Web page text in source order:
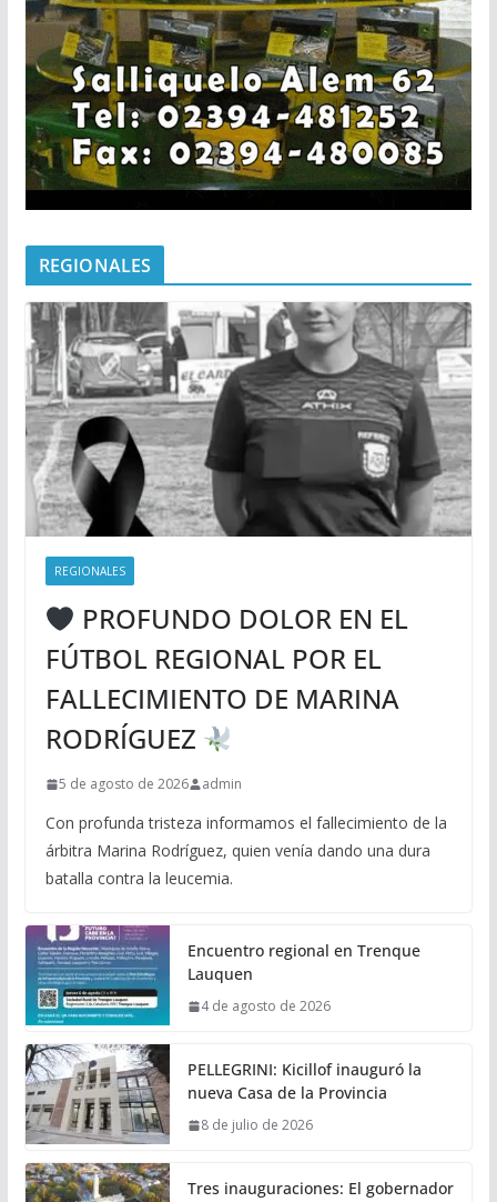
REGIONALES
REGIONALES
PROFUNDO DOLOR EN EL
FÚTBOL REGIONAL POR EL
FALLECIMIENTO DE MARINA
RODRÍGUEZ
5 de agosto de 2026 admin
Con profunda tristeza informamos el fallecimiento de la
árbitra Marina Rodríguez, quien venía dando una dura
batalla contra la leucemia.
Encuentro regional en Trenque
Lauquen
4 de agosto de 2026
PELLEGRINI: Kicillof inauguró la
nueva Casa de la Provincia
8 de julio de 2026
Tres inauguraciones: El gobernador